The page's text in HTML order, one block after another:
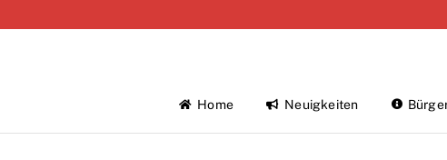
Home Neuigkeiten